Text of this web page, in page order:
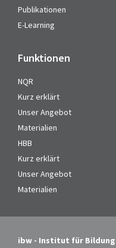
Publikationen
E-Learning
Funktionen
NQR
Kurz erklärt
Unser Angebot
Materialien
HBB
Kurz erklärt
Unser Angebot
Materialien
ibw - Institut für